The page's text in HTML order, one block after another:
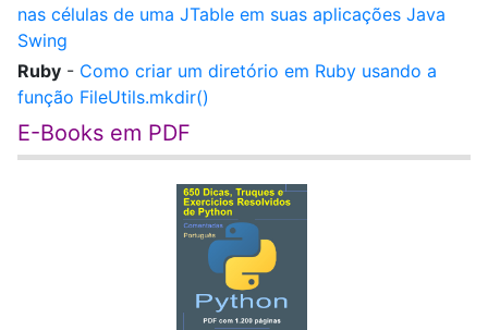
nas células de uma JTable em suas aplicações Java
Swing
Ruby - Como criar um diretório em Ruby usando a
função FileUtils.mkdir()
E-Books em PDF